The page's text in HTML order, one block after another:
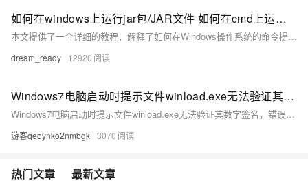
如何在windows上运行jar包/JAR文件 如何在cmd上运行 jar包 保姆级教程 超详细
本文提供了一个详细的教程，解释了如何在Windows操作系统的命令提示符(cmd)中运行JAR文件。
dream_ready 12920
Windows7电脑启动时提示文件winload.exe无法验证其数字签名，错误代码0xc0000428的解决方法
Windows7电脑启动时提示文件winload.exe无法验证其数字签名，错误代码0xc0000428的解决方法
游客qeoynko2nmbgk 3070
热门文章 最新文章